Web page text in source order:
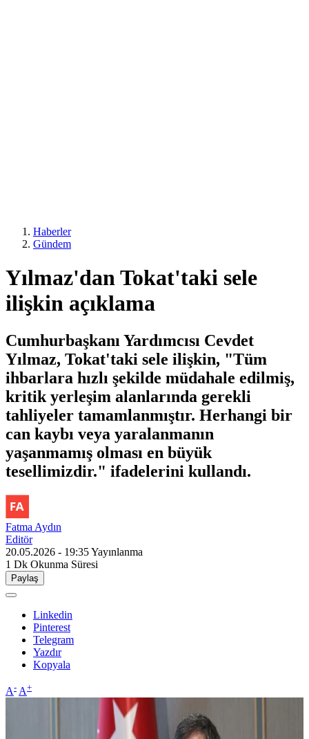
Haberler
Gündem
Yılmaz'dan Tokat'taki sele
ilişkin açıklama
Cumhurbaşkanı Yardımcısı Cevdet
Yılmaz, Tokat'taki sele ilişkin, "Tüm
ihbarlara hızlı şekilde müdahale edilmiş,
kritik yerleşim alanlarında gerekli
tahliyeler tamamlanmıştır. Herhangi bir
can kaybı veya yaralanmanın
yaşanmamış olması en büyük
tesellimizdir." ifadelerini kullandı.
Fatma Aydın
Editör
20.05.2026 - 19:35Yayınlanma
1 Dk Okunma Süresi
Paylaş
Linkedin
Pinterest
Telegram
Yazdır
Kopyala
A- A+